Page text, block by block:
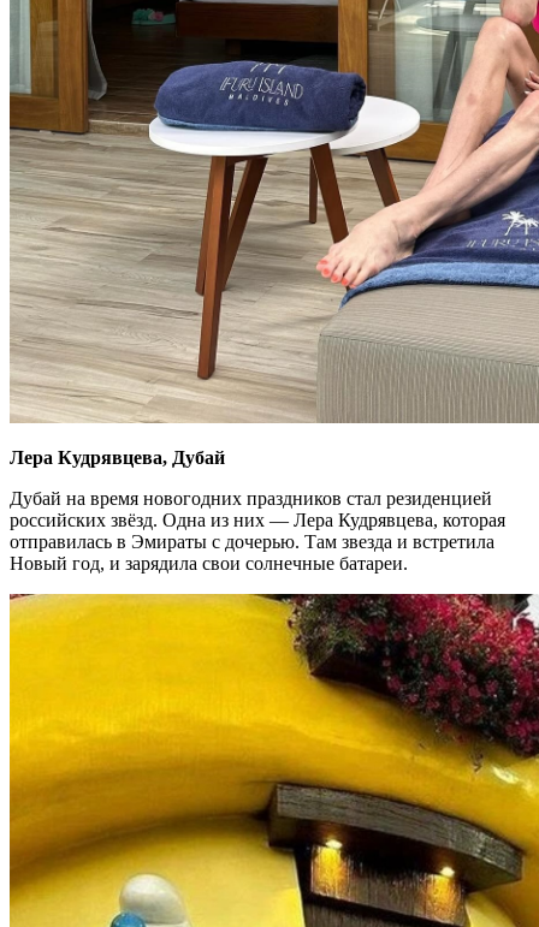
Лера Кудрявцева, Дубай
Дубай на время новогодних праздников стал резиденцией
российских звёзд. Одна из них — Лера Кудрявцева, которая
отправилась в Эмираты с дочерью. Там звезда и встретила
Новый год, и зарядила свои солнечные батареи.